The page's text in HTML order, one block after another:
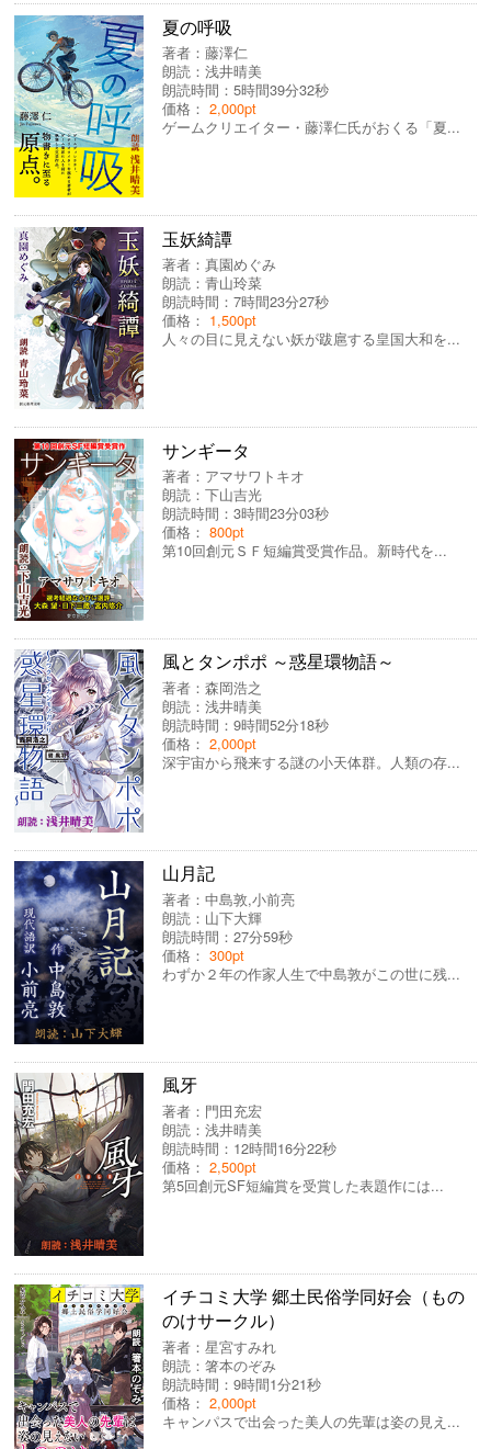
夏の呼吸
著者：藤澤仁
朗読：浅井晴美
朗読時間：5時間39分32秒
価格：2,000pt
ゲームクリエイター・藤澤仁氏がおくる「夏...
玉妖綺譚
著者：真園めぐみ
朗読：青山玲菜
朗読時間：7時間23分27秒
価格： 1,500pt
人々の目に見えない妖が跋扈する皇国大和を...
サンギータ
著者： アマサワトキオ
朗読：下山吉光
朗読時間：3時間23分03秒
価格：800pt
第10回創元ＳＦ短編賞受賞作品。新時代を...
風とタンポポ ～惑星環物語～
著者：森岡浩之
朗読：浅井晴美
朗読時間：9時間52分18秒
価格：2,000pt
深宇宙から飛来する謎の小天体群。人類の存...
山月記
著者：中島敦,小前亮
朗読： 山下大輝
朗読時間：27分59秒
価格：300pt
わずか２年の作家人生で中島敦がこの世に残...
風牙
著者： 門田充宏
朗読：浅井晴美
朗読時間：12時間16分22秒
価格：2,500pt
第5回創元SF短編賞を受賞した表題作には...
イチコミ大学 郷土民俗学同好会（もの
のけサークル）
著者：星宮すみれ
朗読：箸本のぞみ
朗読時間：9時間1分21秒
価格：2,000pt
キャンパスで出会った美人の先輩は姿の見え...